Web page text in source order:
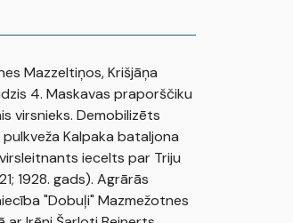
Mazzeltiņos, Krišjāņa
4. Maskavas praporščiku
virsnieks. Demobilizēts
pulkveža Kalpaka bataljona
iecelts par Triju
1928. gads). Agrārās
"Dobuļi" Mazmežotnes